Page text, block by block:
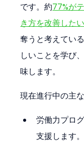
です。約77%が
き方を改善した
奪うと考えてい
しいことを学び
味します。
現在進行中の主
労働力プロ
支援します。